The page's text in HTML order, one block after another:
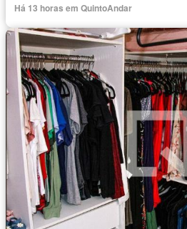
Há 13 horas em QuintoAndar